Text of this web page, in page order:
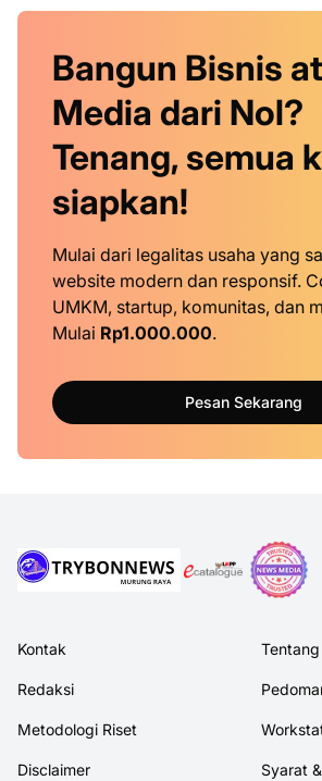
Bangun Bisnis
Media dari Nol?
Tenang, semua
siapkan!
Mulai dari legalitas usaha yang
website modern dan responsif.
UMKM, startup, komunitas, dan
Mulai Rp1.000.000.
Pesan Sekarang
Kontak
Redaksi
Metodologi Riset
Disclaimer Syarat